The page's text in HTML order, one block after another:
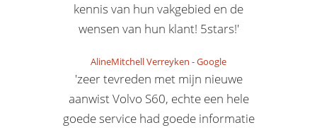
kennis van hun vakgebied en de
wensen van hun klant! 5stars!'
AlineMitchell Verreyken -Google
'zeer tevreden met mijn nieuwe
aanwist Volvo S60, echte een hele
goede service had goede informatie